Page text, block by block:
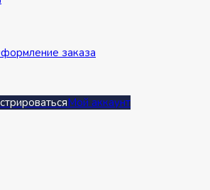
заказа
Мой аккаунт